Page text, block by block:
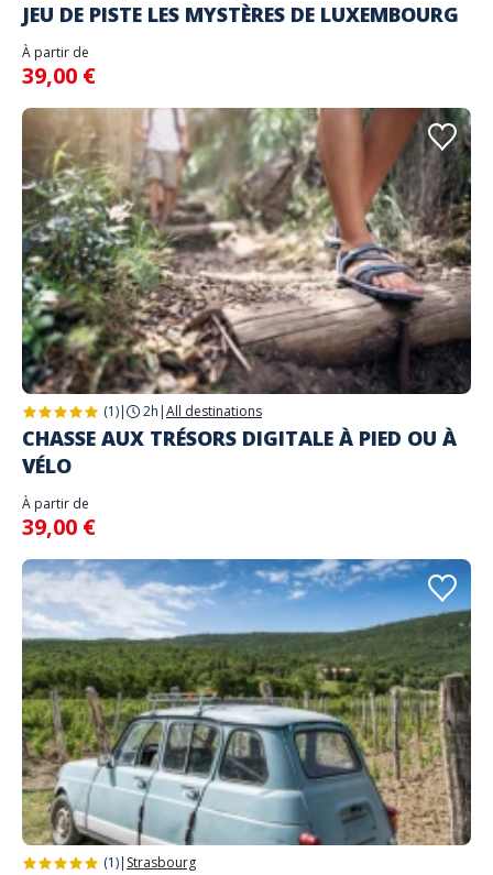
JEU DE PISTE LES MYSTÈRES DE LUXEMBOURG
À partir de
39,00 €
(1)| 2h |All destinations
CHASSE AUX TRÉSORS DIGITALE À PIED OU À
VÉLO
À partir de
39,00 €
(1)| Strasbourg